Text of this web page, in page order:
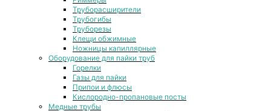
Труборасширители
Трубогибы
Труборезы
Клещи обжимные
Ножницы капиллярные
Оборудование для пайки труб
Горелки
Газы для пайки
Припои и флюсы
Кислородно-пропановые посты
Медные трубы